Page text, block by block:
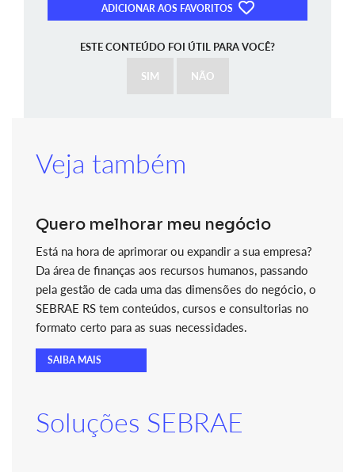
ADICIONAR AOS FAVORITOS
ESTE CONTEÚDO FOI ÚTIL PARA VOCÊ?
SIM NÃO
Veja também
Quero melhorar meu negócio
Está na hora de aprimorar ou expandir a sua empresa?
Da área de finanças aos recursos humanos, passando
pela gestão de cada uma das dimensões do negócio, o
SEBRAE RS tem conteúdos, cursos e consultorias no
formato certo para as suas necessidades.
SAIBA MAIS
Soluções SEBRAE